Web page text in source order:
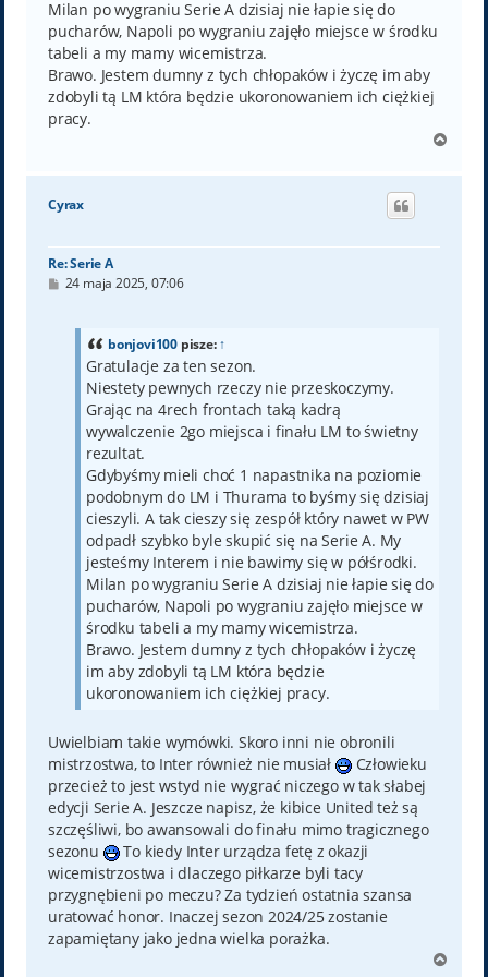
Milan po wygraniu Serie A dzisiaj nie łapie się do
pucharów, Napoli po wygraniu zajęło miejsce w środku
tabeli a my mamy wicemistrza.
Brawo. Jestem dumny z tych chłopaków i życzę im aby
zdobyli tą LM która będzie ukoronowaniem ich ciężkiej
pracy.
g
Cyrax
Re: Serie A
P24 maja 2025, 07:06
bonjovi100pisze:↑
Gratulacje za ten sezon.
Niestety pewnych rzeczy nie przeskoczymy.
Grając na 4rech frontach taką kadrą
wywalczenie 2go miejsca i finału LM to świetny
rezultat.
Gdybyśmy mieli choć 1 napastnika na poziomie
podobnym do LM i Thurama to byśmy się dzisiaj
cieszyli. A tak cieszy się zespół który nawet w PW
odpadł szybko byle skupić się na Serie A. My
jesteśmy Interem i nie bawimy się w półśrodki.
Milan po wygraniu Serie A dzisiaj nie łapie się do
pucharów, Napoli po wygraniu zajęło miejsce w
środku tabeli a my mamy wicemistrza.
Brawo. Jestem dumny z tych chłopaków i życzę
im aby zdobyli tą LM która będzie
ukoronowaniem ich ciężkiej pracy.
Uwielbiam takie wymówki. Skoro inni nie obronili
mistrzostwa, to Inter również nie musiał
Człowieku
przecież to jest wstyd nie wygrać niczego w tak słabej
edycji Serie A. Jeszcze napisz, że kibice United też są
szczęśliwi, bo awansowali do finału mimo tragicznego
sezonu
To kiedy Inter urządza fetę z okazji
wicemistrzostwa i dlaczego piłkarze byli tacy
przygnębieni po meczu? Za tydzień ostatnia szansa
uratować honor. Inaczej sezon 2024/25 zostanie
zapamiętany jako jedna wielka porażka.